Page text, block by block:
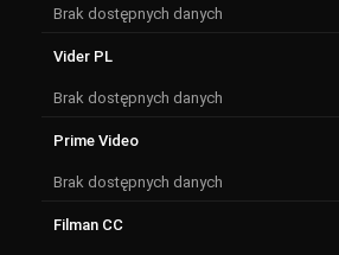
Brak dostępnych danych
Vider PL
Brak dostępnych danych
Prime Video
Brak dostępnych danych
Filman CC